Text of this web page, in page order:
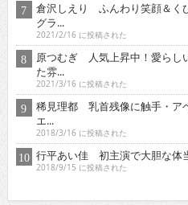
倉沢しえり ふんわり笑顔＆く
グラ...
2021/2/16 に投稿された
原つむぎ 人気上昇中！愛らし
た雰...
2021/3/16 に投稿された
稀見理都 乳首残像に触手・ア
エ...
2018/3/16 に投稿された
行平あい佳 初主演で大胆な体
2018/9/15 に投稿された